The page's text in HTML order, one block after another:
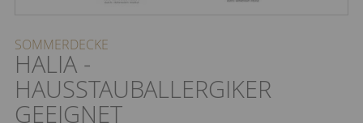
SOMMERDECKE
HALIA -
HAUSSTAUBALLERGIKER
GEEIGNET